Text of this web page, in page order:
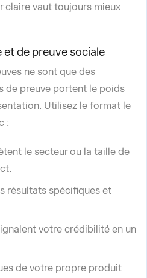
claire vaut toujours mieux
et de preuve sociale
ne sont que des
de preuve portent le poids
Utilisez le format le
:
le secteur ou la taille de
résultats spécifiques et
votre crédibilité en un
de votre propre produit